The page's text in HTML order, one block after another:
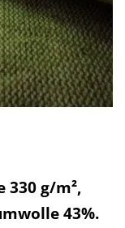
330 g/m²,
43%.